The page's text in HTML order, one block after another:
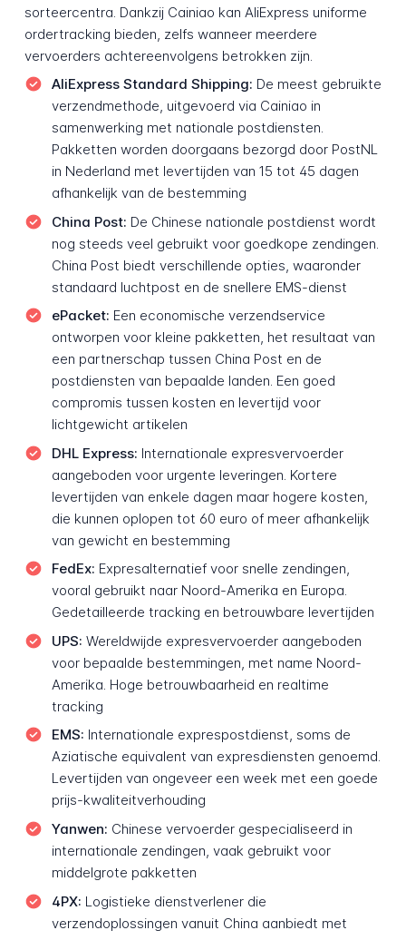
sorteercentra. Dankzij Cainiao kan AliExpress uniforme
ordertracking bieden, zelfs wanneer meerdere
vervoerders achtereenvolgens betrokken zijn.
AliExpress Standard Shipping: De meest gebruikte
verzendmethode, uitgevoerd via Cainiao in
samenwerking met nationale postdiensten.
Pakketten worden doorgaans bezorgd door PostNL
in Nederland met levertijden van 15 tot 45 dagen
afhankelijk van de bestemming
China Post: De Chinese nationale postdienst wordt
nog steeds veel gebruikt voor goedkope zendingen.
China Post biedt verschillende opties, waaronder
standaard luchtpost en de snellere EMS-dienst
ePacket: Een economische verzendservice
ontworpen voor kleine pakketten, het resultaat van
een partnerschap tussen China Post en de
postdiensten van bepaalde landen. Een goed
compromis tussen kosten en levertijd voor
lichtgewicht artikelen
DHL Express: Internationale expresvervoerder
aangeboden voor urgente leveringen. Kortere
levertijden van enkele dagen maar hogere kosten,
die kunnen oplopen tot 60 euro of meer afhankelijk
van gewicht en bestemming
FedEx: Expresalternatief voor snelle zendingen,
vooral gebruikt naar Noord-Amerika en Europa.
Gedetailleerde tracking en betrouwbare levertijden
UPS: Wereldwijde expresvervoerder aangeboden
voor bepaalde bestemmingen, met name Noord-
Amerika. Hoge betrouwbaarheid en realtime
tracking
EMS: Internationale exprespostdienst, soms de
Aziatische equivalent van expresdiensten genoemd.
Levertijden van ongeveer een week met een goede
prijs-kwaliteitverhouding
Yanwen: Chinese vervoerder gespecialiseerd in
internationale zendingen, vaak gebruikt voor
middelgrote pakketten
4PX: Logistieke dienstverlener die
verzendoplossingen vanuit China aanbiedt met